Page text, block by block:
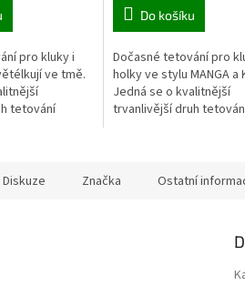
pro kluky i
ve tmě.
tetování
Do košíku
Dočasné tetování pro
holky ve stylu MANGA a
Jedná se o kvalitnější
trvanlivější druh
Diskuze Značka Ostatní